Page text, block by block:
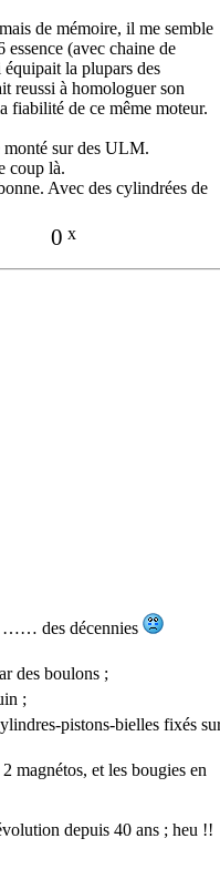
de mémoire, il me semble
(avec chaine de
la plupars des
reussi à homologuer son
fiabilité de ce même moteur.
monté sur des ULM.
coup là.
Avec des cylindrées de
0 x
…… des décennies
des boulons ;
;
pistons-bielles fixés
magnétos, et les bougies en
depuis 40 ans ; heu !!